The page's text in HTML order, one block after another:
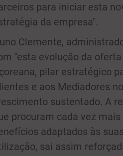
para iniciar esta
da empresa".
Clemente,
"esta evolução da
pilar estratégico
e aos Mediadores
sustentado. A
procuram cada vez
adaptados às
sai assim